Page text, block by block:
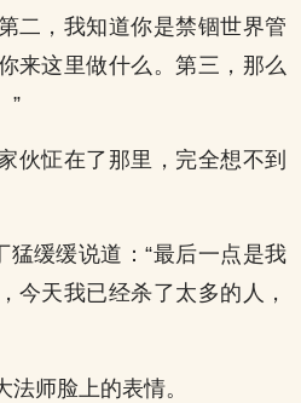
二，我知道你是禁锢世界管
来这里做什么。第三，那么
”
伙怔在了那里，完全想不到
猛缓缓说道：“最后一点是我
今天我已经杀了太多的人，
师脸上的表情。